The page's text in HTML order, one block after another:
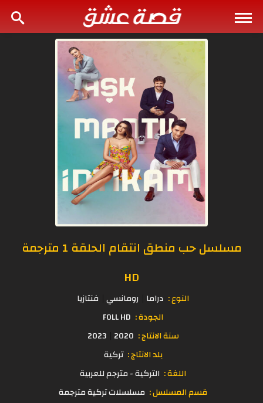
مسلسل حب منطق انتقام الحلقة 1 مترجمة
HD
النوع : دراما رومانسي فنتازيا
الجودة : FOLL HD
سنة الانتاج : 2020
2023
بلد الانتاج : تركية
اللغة : التركية - مترجم للعربية
قسم المسلسل : مسلسلات تركية مترجمة